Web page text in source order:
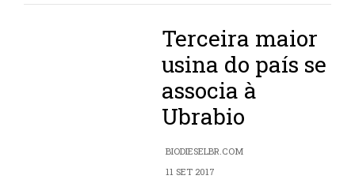
Terceira maior
usina do país se
associa à
Ubrabio
BIODIESELBR.COM
11 SET 2017